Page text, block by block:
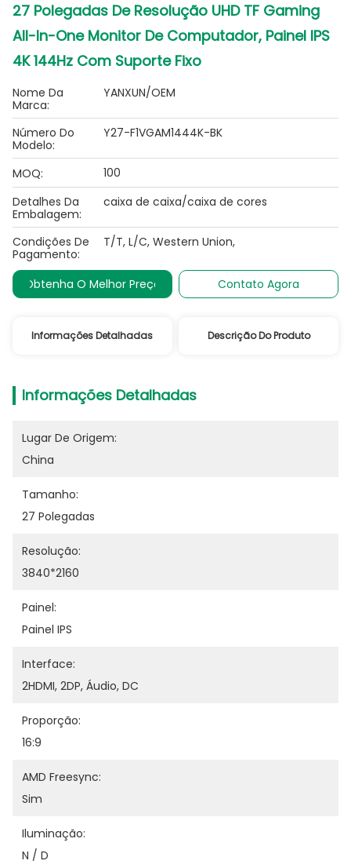
27 Polegadas De Resolução UHD TF Gaming
All-In-One Monitor De Computador, Painel IPS
4K 144Hz Com Suporte Fixo
Nome Da
Marca:
YANXUN/OEM
Número Do
Modelo:
Y27-F1VGAM1444K-BK
MOQ:
100
Detalhes Da
Embalagem:
caixa de caixa/caixa de cores
Condições De
Pagamento:
T/T, L/C, Western Union,
Obtenha O Melhor Preço Contato Agora
Informações Detalhadas Descrição Do Produto
Informações Detalhadas
Lugar De Origem:
China
Tamanho:
27 Polegadas
Resolução:
3840*2160
Painel:
Painel IPS
Interface:
2HDMI, 2DP, Áudio, DC
Proporção:
16:9
AMD Freesync:
Sim
Iluminação:
N / D